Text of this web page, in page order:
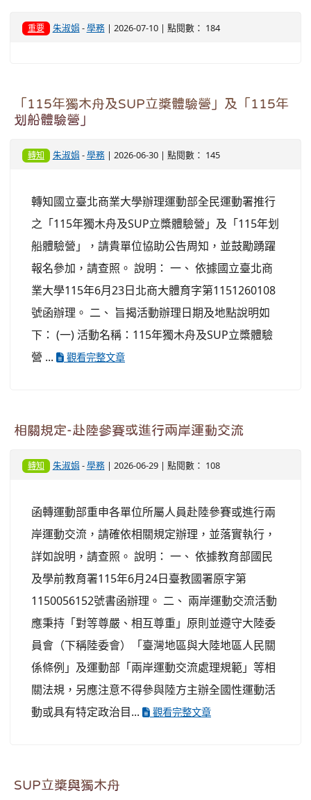
重要 朱淑娟 -學務| 2026-07-10 | 點閱數： 184
「115年獨木舟及SUP立槳體驗營」及「115年
划船體驗營」
轉知 朱淑娟 -學務| 2026-06-30 | 點閱數： 145
轉知國立臺北商業大學辦理運動部全民運動署推行
之「115年獨木舟及SUP立槳體驗營」及「115年划
船體驗營」，請貴單位協助公告周知，並鼓勵踴躍
報名參加，請查照。 說明： 一、 依據國立臺北商
業大學115年6月23日北商大體育字第1151260108
號函辦理。 二、 旨揭活動辦理日期及地點說明如
下： (一) 活動名稱：115年獨木舟及SUP立槳體驗
營 ...
觀看完整文章
相關規定-赴陸參賽或進行兩岸運動交流
轉知 朱淑娟 -學務| 2026-06-29 | 點閱數： 108
函轉運動部重申各單位所屬人員赴陸參賽或進行兩
岸運動交流，請確依相關規定辦理，並落實執行，
詳如說明，請查照。 說明： 一、 依據教育部國民
及學前教育署115年6月24日臺教國署原字第
1150056152號書函辦理。 二、 兩岸運動交流活動
應秉持「對等尊嚴、相互尊重」原則並遵守大陸委
員會（下稱陸委會）「臺灣地區與大陸地區人民關
係條例」及運動部「兩岸運動交流處理規範」等相
關法規，另應注意不得參與陸方主辦全國性運動活
動或具有特定政治目...
觀看完整文章
SUP立槳與獨木舟